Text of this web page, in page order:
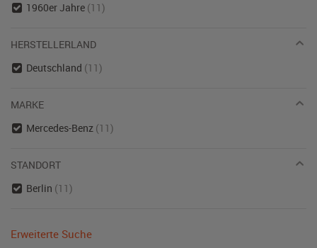
1960er Jahre (11)
HERSTELLERLAND
Deutschland (11)
MARKE
Mercedes-Benz (11)
STANDORT
Berlin (11)
Erweiterte Suche